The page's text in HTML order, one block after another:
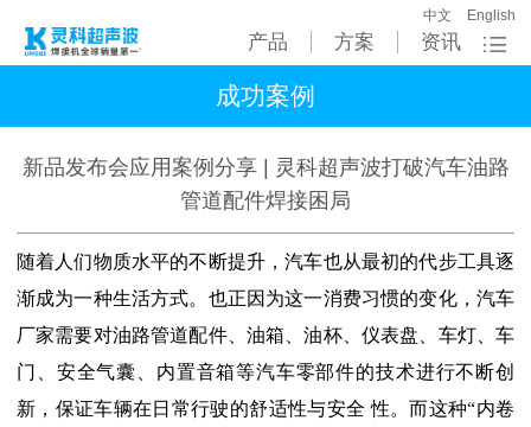
产品 方案 资讯
中文 English
成功案例
新品发布会应用案例分享 | 灵科超声波打破汽车油路
管道配件焊接困局
随着人们物质水平的不断提升，汽车也从最初的代步工具逐
渐成为一种生活方式。也正因为这一消费习惯的变化，汽车
厂家需要对油路管道配件、油箱、油杯、仪表盘、车灯、车
门、安全气囊、内置音箱等汽车零部件的技术进行不断创
新，保证车辆在日常行驶的舒适性与安全 性。而这种“内卷